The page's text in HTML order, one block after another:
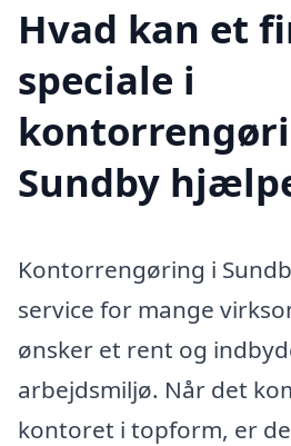
Hvad kan et
speciale i
Sundby
Kontorrengøring i
service for mange
ønsker et rent og
arbejdsmiljø. Når det
kontoret i topform, er